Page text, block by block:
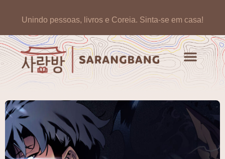
Unindo pessoas, livros e Coreia. Sinta-se em casa!